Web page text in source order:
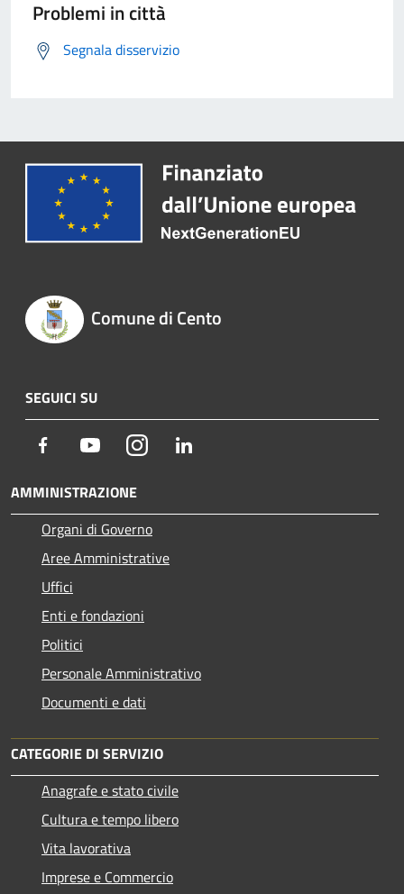
Problemi in città
Segnala disservizio
Comune di Cento
SEGUICI SU
Facebook YoutubeInstagram
AMMINISTRAZIONE
Organi di Governo
Aree Amministrative
Uffici
Enti e fondazioni
Politici
Personale Amministrativo
Documenti e dati
CATEGORIE DI SERVIZIO
Anagrafe e stato civile
Cultura e tempo libero
Vita lavorativa
Imprese e Commercio